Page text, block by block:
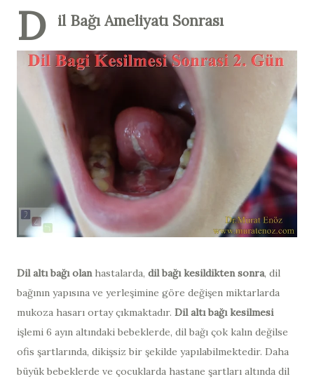
D il Bağı Ameliyatı Sonrası
Dil altı bağı olanhastalarda, dil bağı kesildikten sonra, dil
bağının yapısına ve yerleşimine göre değişen miktarlarda
mukoza hasarı ortay çıkmaktadır. Dil altı bağı kesilmesi
işlemi 6 ayın altındaki bebeklerde, dil bağı çok kalın değilse
ofis şartlarında, dikişsiz bir şekilde yapılabilmektedir. Daha
büyük bebeklerde ve çocuklarda hastane şartları altında dil